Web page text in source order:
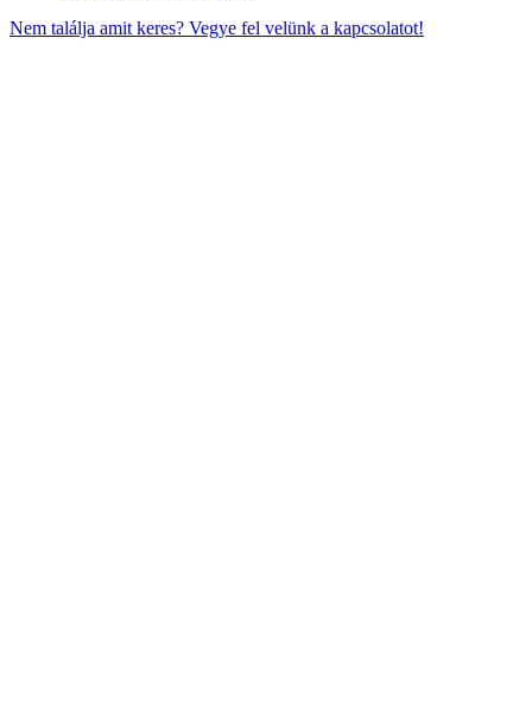
Nem találja amit keres? Vegye fel velünk a kapcsolatot!